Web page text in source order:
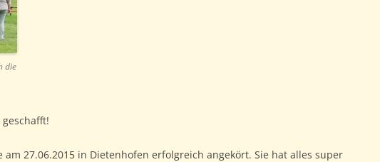
die
am 27.06.2015 in Dietenhofen erfolgreich angekört. Sie hat alles super